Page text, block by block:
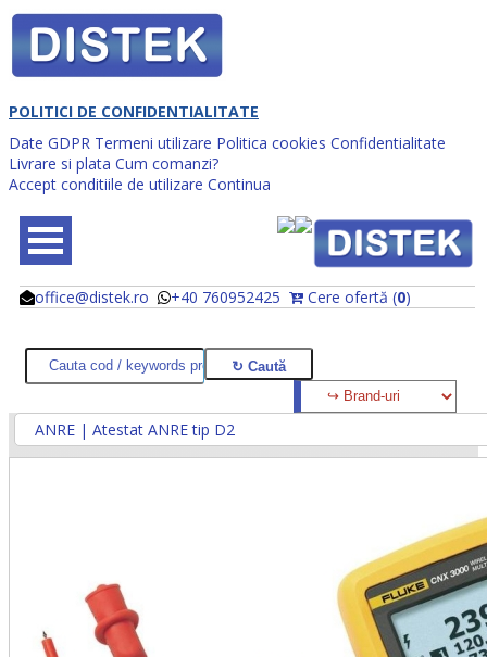
POLITICI DE CONFIDENTIALITATE
Date GDPR Termeni utilizare Politica cookies Confidentialitate
Livrare si plata Cum comanzi?
Accept conditiile de utilizare Continua
office@distek.ro +40 760952425 Cere ofertă (0)
@
@
ANRE | Atestat ANRE tip D2